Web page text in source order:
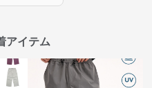
アイテム